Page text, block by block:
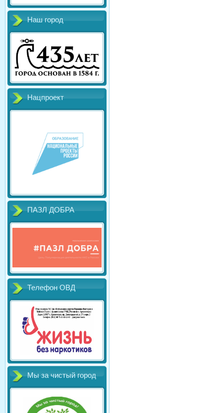
Наш город
Нацпроект
ПАЗЛ ДОБРА
Телефон ОВД
Мы за чистый город